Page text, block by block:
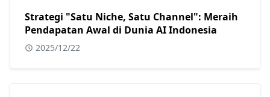
Strategi "Satu Niche, Satu Channel": Meraih
Pendapatan Awal di Dunia AI Indonesia
2025/12/22